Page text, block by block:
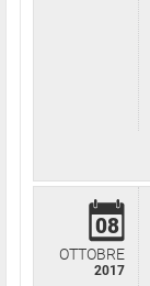
08
OTTOBRE
2017